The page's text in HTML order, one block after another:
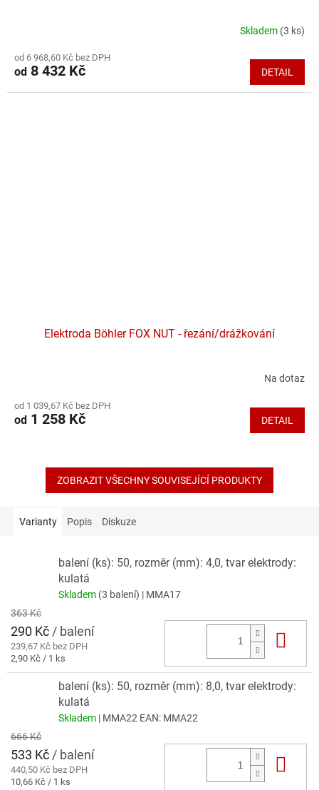
R
M
A
produktu
je
Skladem (3 ks)
od 6 968,60 Kč bez DPH
od 8 432 Kč DETAIL
Elektroda Böhler FOX NUT - řezání/drážkování
produktu
je
hvězdiček.
Na dotaz
od 1 039,67 Kč bez DPH
od 1 258 Kč DETAIL
ZOBRAZIT VŠECHNY SOUVISEJÍCÍ PRODUKTY
Varianty Popis Diskuze
balení (ks): 50, rozměr (mm): 4,0, tvar elektrody:
kulatá
Skladem (3 balení) | MMA17
363 Kč
290 Kč / balení
239,67 Kč bez DPH
Měrná
2,90 Kč / 1 ks
balení (ks): 50, rozměr (mm): 8,0, tvar elektrody:
kulatá
Skladem | MMA22 EAN: MMA22
666 Kč
533 Kč / balení
440,50 Kč bez DPH
Měrná
10,66 Kč / 1 ks